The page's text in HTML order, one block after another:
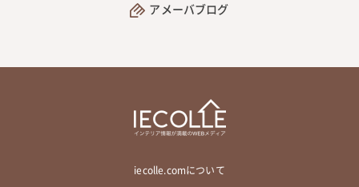
アメーバブログ
iecolle.comについて